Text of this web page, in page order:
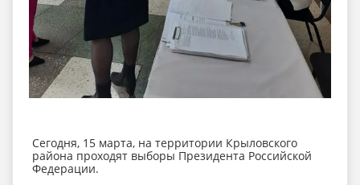
Сегодня, 15 марта, на территории Крыловского
района проходят выборы Президента Российской
Федерации.